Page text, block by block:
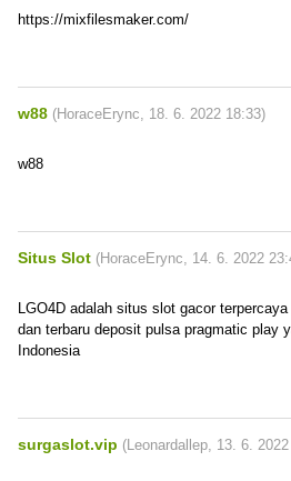
https://mixfilesmaker.com/
w88 (HoraceErync, 18. 6. 2022 18:33)
w88
Situs Slot (HoraceErync, 14. 6. 2022
LGO4D adalah situs slot gacor
dan terbaru deposit pulsa pragmatic play
Indonesia
surgaslot.vip (Leonardallep, 13. 6. 2022